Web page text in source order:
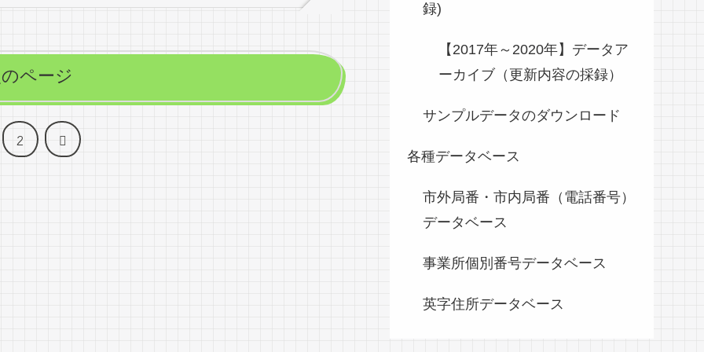
ページ
2
次
録)
【2017年～2020年】データア
ーカイブ（更新内容の採録）
サンプルデータのダウンロード
各種データベース
市外局番・市内局番（電話番号）
データベース
事業所個別番号データベース
英字住所データベース